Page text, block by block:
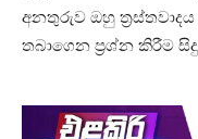
අනතුරුව ඔහු
තබාගෙන ප්‍රශ්න කිරීම